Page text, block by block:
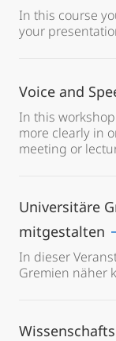
In this course
your
Voice and
In this
more clearly in
meeting or
Universitäre
mitgestalten
In dieser
Gremien näher